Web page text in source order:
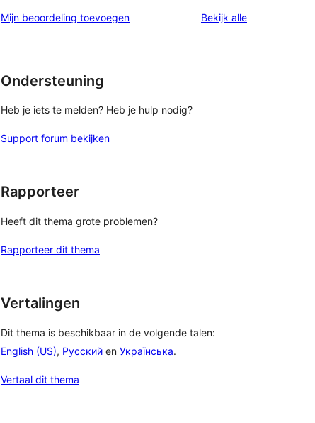
beoordelingen
sterren
Mijn beoordeling toevoegen Bekijk allebeoordelingen
Ondersteuning
Heb je iets te melden? Heb je hulp nodig?
Support forum bekijken
Rapporteer
Heeft dit thema grote problemen?
Rapporteer dit thema
Vertalingen
Dit thema is beschikbaar in de volgende talen:
English (US), Русский en Українська.
Vertaal dit thema